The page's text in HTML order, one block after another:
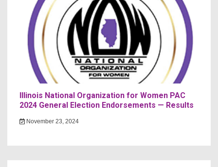
Illinois National Organization for Women PAC
2024 General Election Endorsements — Results
November 23, 2024